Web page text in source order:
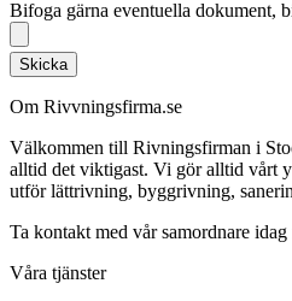
Bifoga gärna eventuella dokument,
Skicka
Om Rivvningsfirma.se
Välkommen till Rivningsfirman i
alltid det viktigast. Vi gör alltid vårt
utför lättrivning, byggrivning,
Ta kontakt med vår samordnare
Våra tjänster